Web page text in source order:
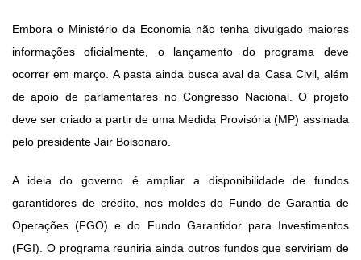
Fale Conosco
Embora o Ministério da Economia não tenha divulgado maiores
informações oficialmente, o lançamento do programa deve
ocorrer em março. A pasta ainda busca aval da Casa Civil, além
de apoio de parlamentares no Congresso Nacional. O projeto
deve ser criado a partir de uma Medida Provisória (MP) assinada
pelo presidente Jair Bolsonaro.
A ideia do governo é ampliar a disponibilidade de fundos
garantidores de crédito, nos moldes do Fundo de Garantia de
Operações (FGO) e do Fundo Garantidor para Investimentos
(FGI). O programa reuniria ainda outros fundos que serviriam de